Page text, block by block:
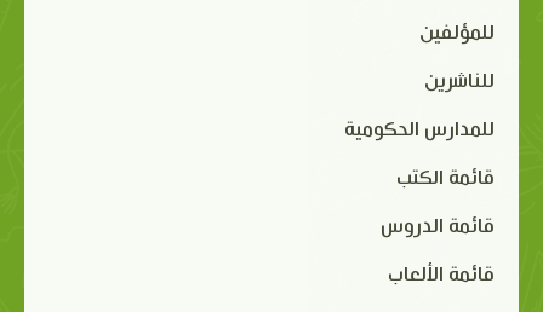
للمؤلفين
للناشرين
للمدارس الحكومية
قائمة الكتب
قائمة الدروس
قائمة الألعاب